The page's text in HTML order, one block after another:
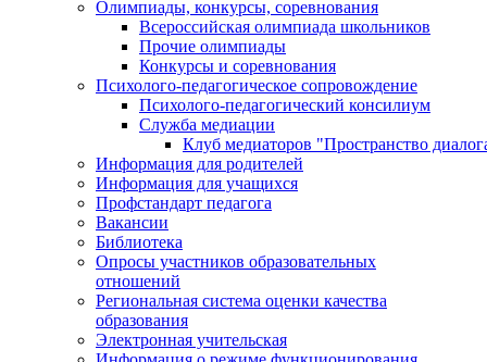
Олимпиады, конкурсы, соревнования
Всероссийская олимпиада школьников
Прочие олимпиады
Конкурсы и соревнования
Психолого-педагогическое сопровождение
Психолого-педагогический консилиум
Служба медиации
Клуб медиаторов "Пространство
Информация для родителей
Информация для учащихся
Профстандарт педагога
Вакансии
Библиотека
Опросы участников образовательных
отношений
Региональная система оценки качества
образования
Электронная учительская